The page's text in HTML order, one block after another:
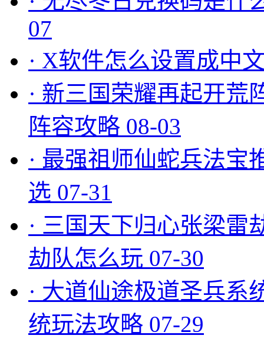
07
· X软件怎么设置成中
· 新三国荣耀再起开荒
阵容攻略 08-03
· 最强祖师仙蛇兵法宝
选 07-31
· 三国天下归心张梁雷
劫队怎么玩 07-30
· 大道仙途极道圣兵系
统玩法攻略 07-29